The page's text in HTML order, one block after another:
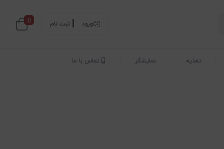
ورود ثبت نام 0
تغذیه نمایشگر تماس با ما